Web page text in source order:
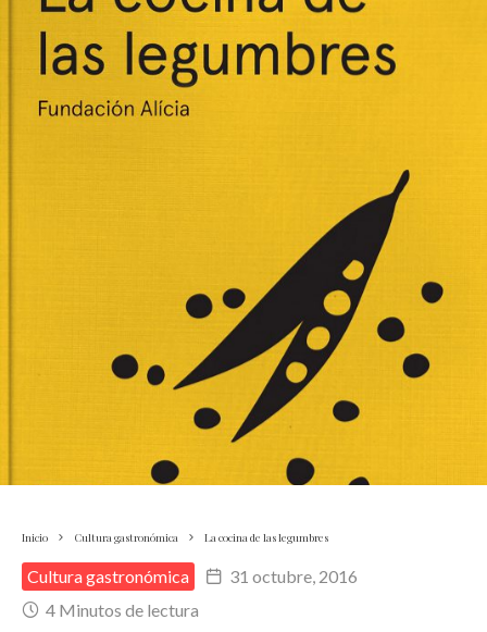
Inicio Cultura gastronómica La cocina de las legumbres
Cultura gastronómica
31 octubre, 2016
4 Minutos de lectura